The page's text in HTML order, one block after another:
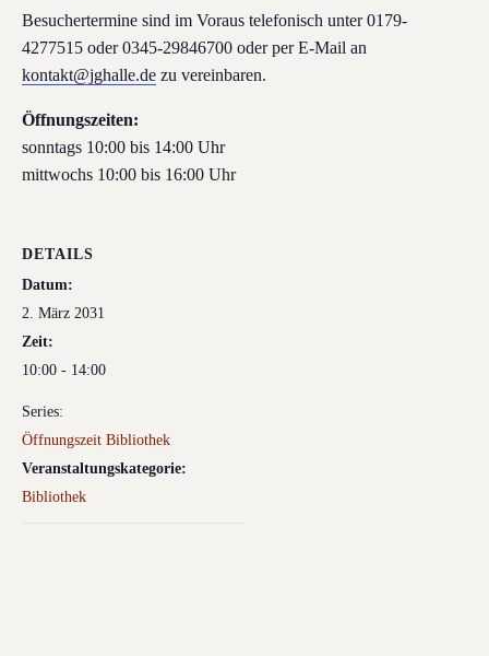
Besuchertermine sind im Voraus telefonisch unter 0179-
4277515 oder 0345-29846700 oder per E-Mail an
kontakt@jghalle.de zu vereinbaren.
Öffnungszeiten:
sonntags 10:00 bis 14:00 Uhr
mittwochs 10:00 bis 16:00 Uhr
DETAILS
Datum:
2. März 2031
Zeit:
10:00 - 14:00
Series:
Öffnungszeit Bibliothek
Veranstaltungskategorie:
Bibliothek